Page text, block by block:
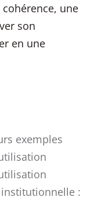
une
son
en une
exemples
: